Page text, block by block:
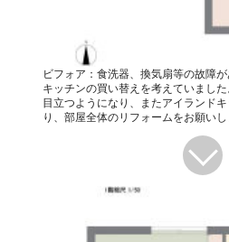
ビフォア：食洗器、換気扇等の故障
キッチンの買い替えを考えていまし
目立つようになり、またアイランド
り、部屋全体のリフォームをお願いし